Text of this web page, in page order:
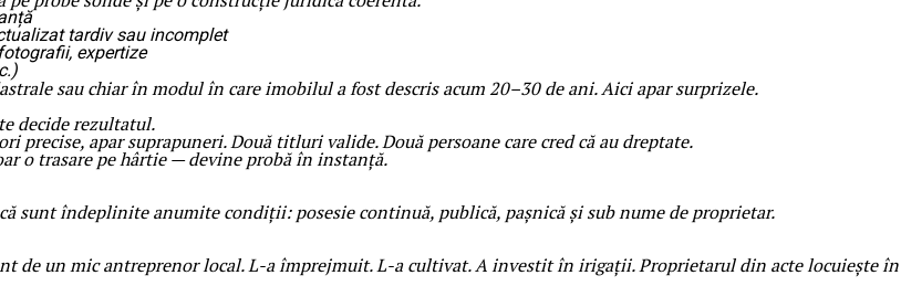
tardiv sau incomplet
expertize
sau chiar în modul în care imobilul a fost descris acum 20–30 de ani. Aici apar surprizele.
decide rezultatul.
apar suprapuneri. Două titluri valide. Două persoane care cred că au dreptate.
o trasare pe hârtie — devine probă în instanță.
sunt îndeplinite anumite condiții: posesie continuă, publică, pașnică și sub nume de proprietar.
de un mic antreprenor local. L-a împrejmuit. L-a cultivat. A investit în irigații. Proprietarul din acte locuiește în